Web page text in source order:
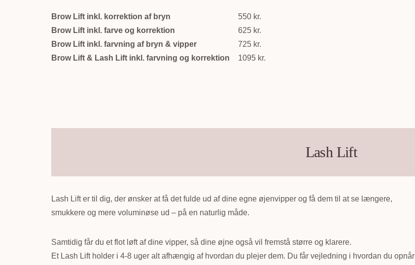
Brow Lift inkl. korrektion af bryn
Brow Lift inkl. farve og korrektion
Brow Lift inkl. farvning af bryn & vipper
Brow Lift & Lash Lift inkl. farvning og korrektion
550 kr.
625 kr.
725 kr.
1095 kr.
Lash Lift
Lash Lift er til dig, der ønsker at få det fulde ud af dine egne øjenvipper og få dem til at se længere,
smukkere og mere voluminøse ud – på en naturlig måde.
Samtidig får du et flot løft af dine vipper, så dine øjne også vil fremstå større og klarere.
Et Lash Lift holder i 4-8 uger alt afhængig af hvordan du plejer dem. Du får vejledning i hvordan du opnår